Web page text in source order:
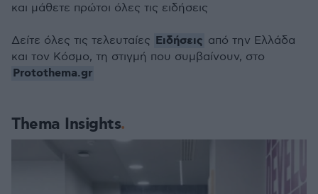
Thema Insights
και μάθετε πρώτοι όλες τις ειδήσεις
Δείτε όλες τις τελευταίες Ειδήσεις από την Ελλάδα
και τον Κόσμο, τη στιγμή που συμβαίνουν, στο
Protothema.gr